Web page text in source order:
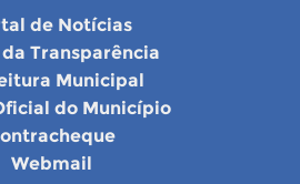
de Notícias
Transparência
Municipal
do Município
Webmail